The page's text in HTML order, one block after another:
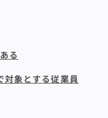
る
対象とする従業員